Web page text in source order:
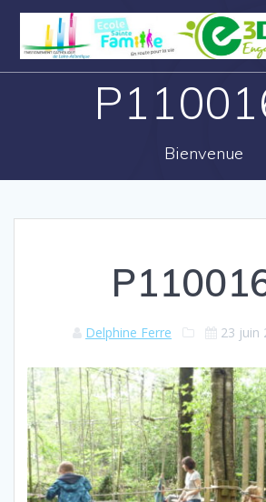
Bienvenue
Delphine Ferre 23 juin